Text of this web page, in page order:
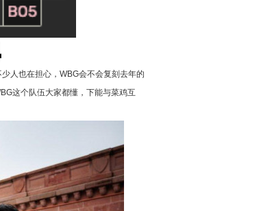
人也在担心，WBG会不会复刻去年的
这个队伍大家都懂，下能与菜鸡互